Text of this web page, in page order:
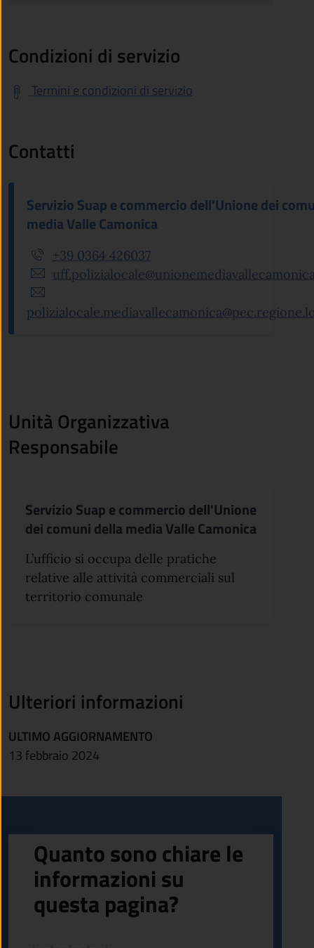
Condizioni di servizio
Termini e condizioni di servizio
Contatti
Servizio Suap e commercio dell'Unione dei
media Valle Camonica
+39 0364 426037
Unità Organizzativa
Responsabile
Servizio Suap e commercio dell'Unione
dei comuni della media Valle Camonica
L’ufficio si occupa delle pratiche
relative alle attività commerciali sul
territorio comunale
Ulteriori informazioni
ULTIMO AGGIORNAMENTO
13 febbraio 2024
Quanto sono chiare le
informazioni su
questa pagina?